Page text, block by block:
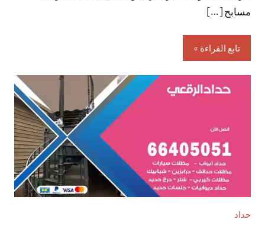
مسابح […]
تابع القراءة
حداد